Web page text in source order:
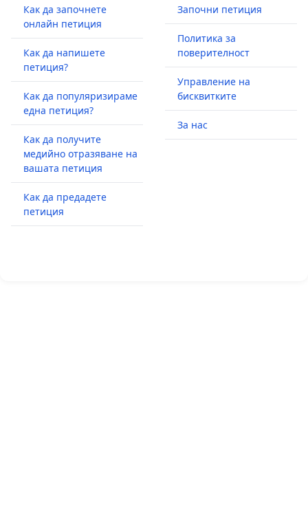
Как да започнете
онлайн петиция
Как да напишете
петиция?
Как да популяризираме
една петиция?
Как да получите
медийно отразяване на
вашата петиция
Как да предадете
петиция
Започни петиция
Политика за
поверителност
Управление на
бисквитките
За нас